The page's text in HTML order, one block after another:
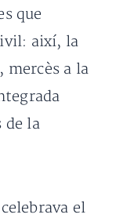
que
així, la
mercès a la
de la
el